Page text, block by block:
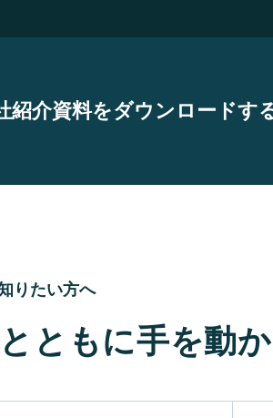
紹介資料をダウンロードす
りたい方へ
ともに手を動